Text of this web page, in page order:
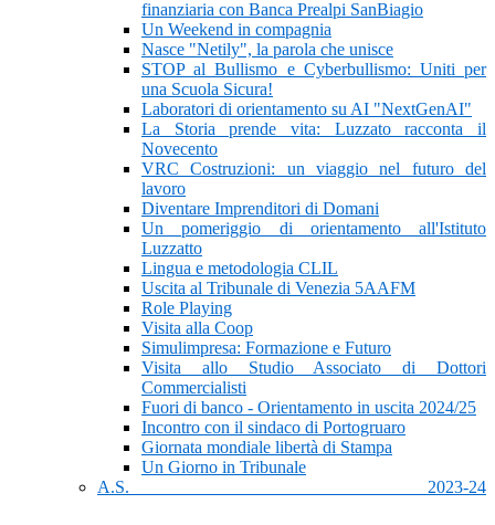
finanziaria con Banca Prealpi SanBiagio
Un Weekend in compagnia
Nasce "Netily", la parola che unisce
STOP al Bullismo e Cyberbullismo: Uniti per
una Scuola Sicura!
Laboratori di orientamento su AI "NextGenAI"
La Storia prende vita: Luzzato racconta il
Novecento
VRC Costruzioni: un viaggio nel futuro del
lavoro
Diventare Imprenditori di Domani
Un pomeriggio di orientamento all'Istituto
Luzzatto
Lingua e metodologia CLIL
Uscita al Tribunale di Venezia 5AAFM
Role Playing
Visita alla Coop
Simulimpresa: Formazione e Futuro
Visita allo Studio Associato di Dottori
Commercialisti
Fuori di banco - Orientamento in uscita 2024/25
Incontro con il sindaco di Portogruaro
Giornata mondiale libertà di Stampa
Un Giorno in Tribunale
A.S. 2023-24